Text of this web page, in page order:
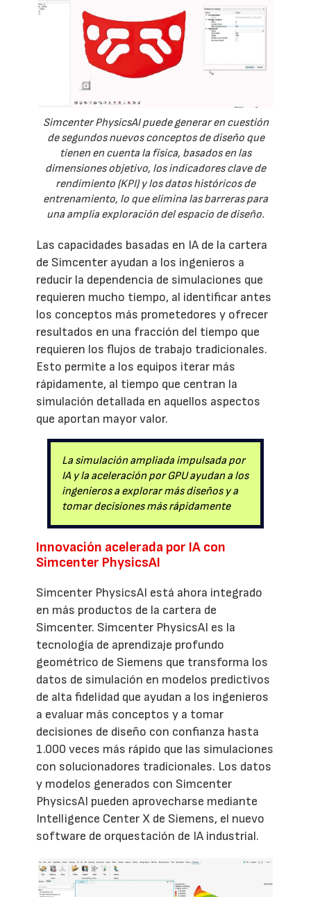
Simcenter PhysicsAI puede generar en cuestión
de segundos nuevos conceptos de diseño que
tienen en cuenta la física, basados en las
dimensiones objetivo, los indicadores clave de
rendimiento (KPI) y los datos históricos de
entrenamiento, lo que elimina las barreras para
una amplia exploración del espacio de diseño.
Las capacidades basadas en IA de la cartera
de Simcenter ayudan a los ingenieros a
reducir la dependencia de simulaciones que
requieren mucho tiempo, al identificar antes
los conceptos más prometedores y ofrecer
resultados en una fracción del tiempo que
requieren los flujos de trabajo tradicionales.
Esto permite a los equipos iterar más
rápidamente, al tiempo que centran la
simulación detallada en aquellos aspectos
que aportan mayor valor.
La simulación ampliada impulsada por
IA y la aceleración por GPU ayudan a los
ingenieros a explorar más diseños y a
tomar decisiones más rápidamente
Innovación acelerada por IA con
Simcenter PhysicsAI
Simcenter PhysicsAI está ahora integrado
en más productos de la cartera de
Simcenter. Simcenter PhysicsAI es la
tecnología de aprendizaje profundo
geométrico de Siemens que transforma los
datos de simulación en modelos predictivos
de alta fidelidad que ayudan a los ingenieros
a evaluar más conceptos y a tomar
decisiones de diseño con confianza hasta
1.000 veces más rápido que las simulaciones
con solucionadores tradicionales. Los datos
y modelos generados con Simcenter
PhysicsAI pueden aprovecharse mediante
Intelligence Center X de Siemens, el nuevo
software de orquestación de IA industrial.